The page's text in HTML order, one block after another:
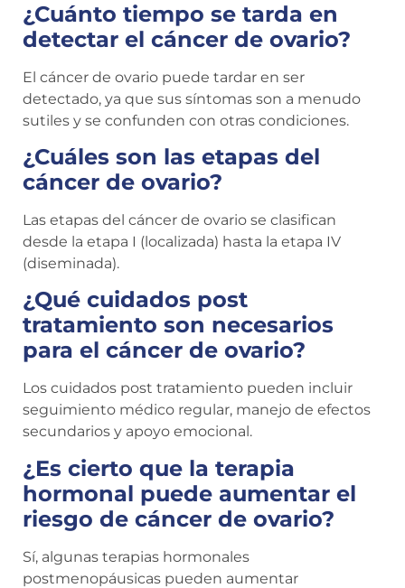
¿Cuánto tiempo se tarda en
detectar el cáncer de ovario?
El cáncer de ovario puede tardar en ser
detectado, ya que sus síntomas son a menudo
sutiles y se confunden con otras condiciones.
¿Cuáles son las etapas del
cáncer de ovario?
Las etapas del cáncer de ovario se clasifican
desde la etapa I (localizada) hasta la etapa IV
(diseminada).
¿Qué cuidados post
tratamiento son necesarios
para el cáncer de ovario?
Los cuidados post tratamiento pueden incluir
seguimiento médico regular, manejo de efectos
secundarios y apoyo emocional.
¿Es cierto que la terapia
hormonal puede aumentar el
riesgo de cáncer de ovario?
Sí, algunas terapias hormonales
postmenopáusicas pueden aumentar